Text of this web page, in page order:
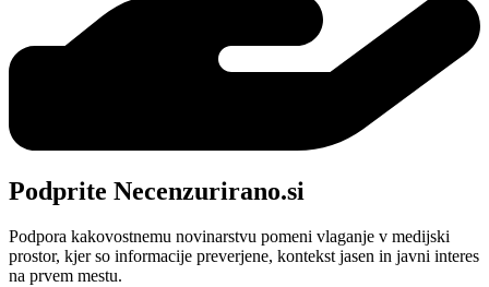
Podprite Necenzurirano.si
Podpora kakovostnemu novinarstvu pomeni vlaganje v medijski
prostor, kjer so informacije preverjene, kontekst jasen in javni interes
na prvem mestu.